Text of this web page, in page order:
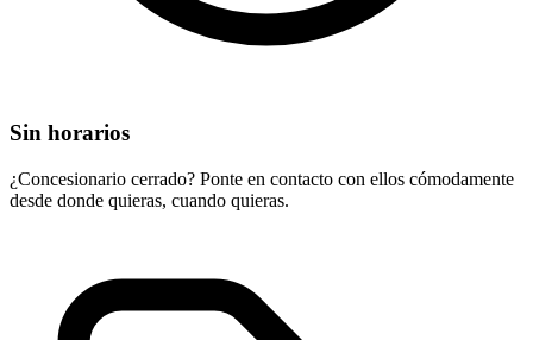
Sin horarios
¿Concesionario cerrado? Ponte en contacto con ellos cómodamente
desde donde quieras, cuando quieras.